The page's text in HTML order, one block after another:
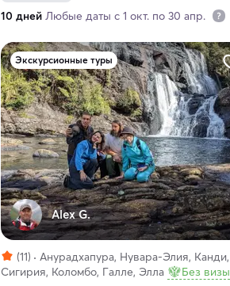
10 дней Любые даты с 1 окт. по 30 апр.
Экскурсионные туры
Alex G.
(11)
Анурадхапура, Нувара-Элия, Канди,
Сигирия, Коломбо, Галле, Элла
Без визы